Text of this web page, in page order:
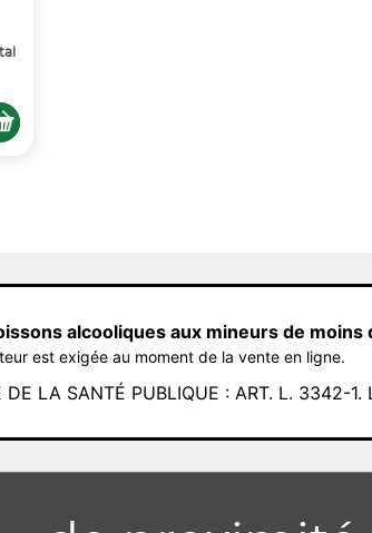
alcooliques aux mineurs de moins
est exigée au moment de la vente en ligne.
DE LA SANTÉ PUBLIQUE : ART. L. 3342-